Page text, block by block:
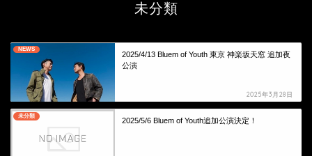
未分類
NEWS
2025/4/13 Bluem of Youth 東京 神楽坂天窓 追加夜
公演
2025年3月28日
未分類
2025/5/6 Bluem of Youth追加公演決定！